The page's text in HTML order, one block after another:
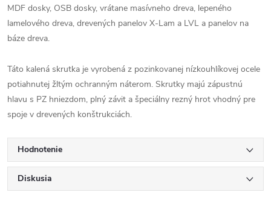
MDF dosky, OSB dosky, vrátane masívneho dreva, lepeného
lamelového dreva, drevených panelov X-Lam a LVL a panelov na
báze dreva.
Táto kalená skrutka je vyrobená z pozinkovanej nízkouhlíkovej ocele
potiahnutej žltým ochranným náterom. Skrutky majú zápustnú
hlavu s PZ hniezdom, plný závit a špeciálny rezný hrot vhodný pre
spoje v drevených konštrukciách.
Hodnotenie
Diskusia